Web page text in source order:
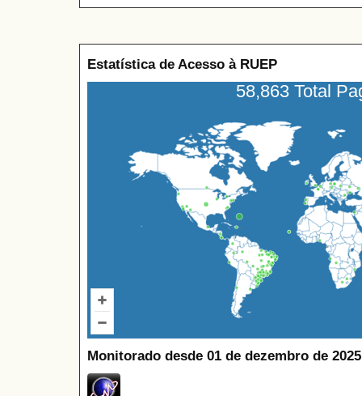
Estatística de Acesso à RUEP
58,863 Total
Monitorado desde 01 de dezembro de